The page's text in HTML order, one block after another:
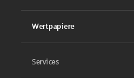
Wertpapiere
Services